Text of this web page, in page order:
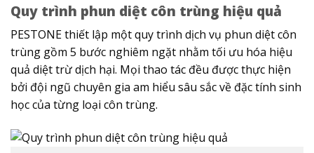
Quy trình phun diệt côn trùng hiệu quả
PESTONE thiết lập một quy trình dịch vụ phun diệt côn
trùng gồm 5 bước nghiêm ngặt nhằm tối ưu hóa hiệu
quả diệt trừ dịch hại. Mọi thao tác đều được thực hiện
bởi đội ngũ chuyên gia am hiểu sâu sắc về đặc tính sinh
học của từng loại côn trùng.